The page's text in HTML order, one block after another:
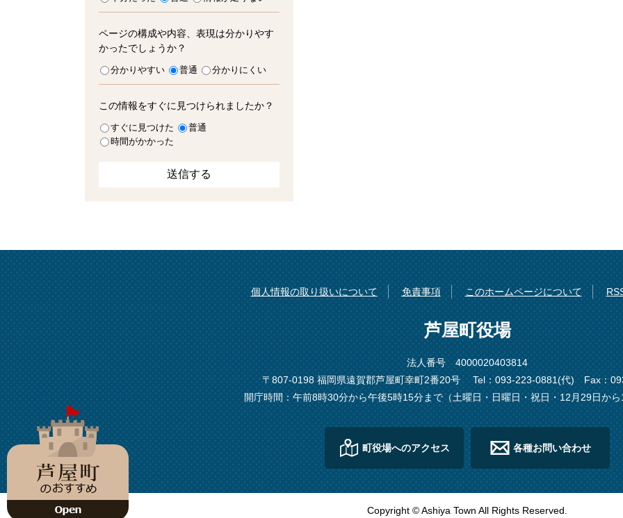
ページの構成や内容、表現は分かりやす
かったでしょうか？
分かりやすい 普通 分かりにくい
この情報をすぐに見つけられましたか？
すぐに見つけた
普通
時間がかかった
個人情報の取り扱いについて 免責事項 このホームページについて
芦屋町役場
法人番号 4000020403814
〒807-0198 福岡県遠賀郡芦屋町幸町2番20号
Tel：093-223-0881(代)
Fax：
開庁時間：午前8時30分から午後5時15分まで（土曜日・日曜日・祝日・12月29日か
町役場へのアクセス 各種お問い合わせ
Copyright © Ashiya Town All Rights Reserved.